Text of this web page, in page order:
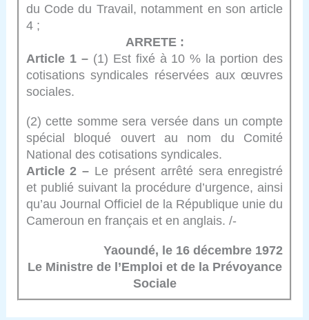
du Code du Travail, notamment en son article
4 ;
ARRETE :
Article 1 –(1) Est fixé à 10 % la portion des
cotisations syndicales réservées aux œuvres
sociales.
(2) cette somme sera versée dans un compte
spécial bloqué ouvert au nom du Comité
National des cotisations syndicales.
Article 2 – Le présent arrêté sera enregistré
et publié suivant la procédure d’urgence, ainsi
qu’au Journal Officiel de la République unie du
Cameroun en français et en anglais. /-
Yaoundé, le 16 décembre 1972
Le Ministre de l’Emploi et de la Prévoyance
Sociale